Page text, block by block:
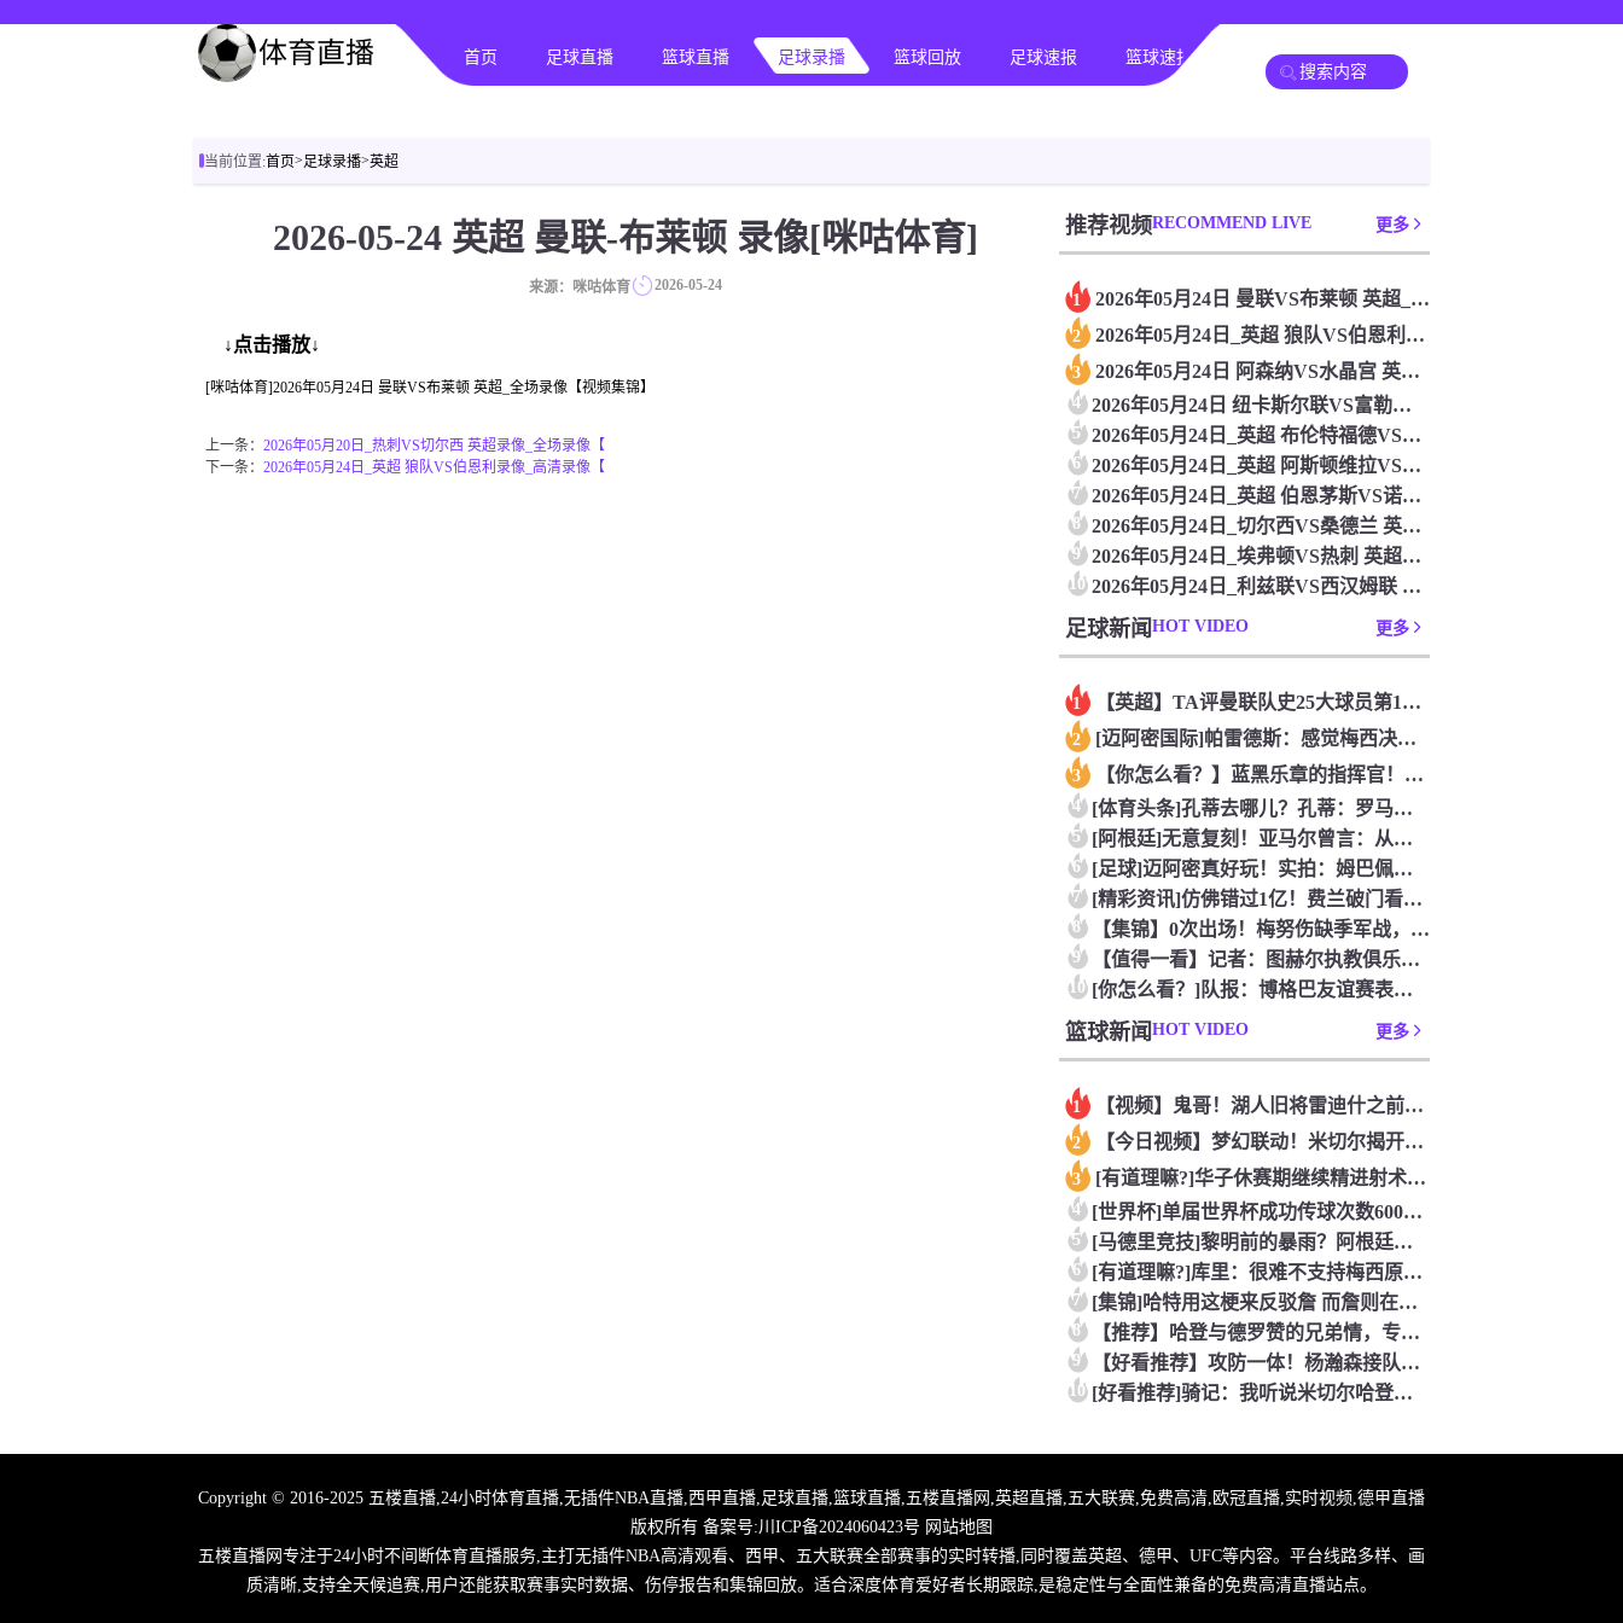
首页 足球直播 篮球直播 足球录播 篮球回放 足球速报 篮球速报 其他赛事
当前位置:首页>足球录播>英超
2026-05-24 英超 曼联-布莱顿 录像[咪咕体育]
来源：咪咕体育 2026-05-24
↓点击播放↓
[咪咕体育]2026年05月24日 曼联VS布莱顿 英超_全场录像【视频集锦】
上一条： 2026年05月20日_热刺VS切尔西 英超录像_全场录像【
下一条： 2026年05月24日_英超 狼队VS伯恩利录像_高清录像【
推荐视频RECOMMEND LIVE 更多
1 2026年05月24日 曼联VS布莱顿 英超_全场录像【视频
2 2026年05月24日_英超 狼队VS伯恩利录像_高清录像【
3 2026年05月24日 阿森纳VS水晶宫 英超_全场录像【视
4 2026年05月24日 纽卡斯尔联VS富勒姆 英超_全场录像
5 2026年05月24日_英超 布伦特福德VS利物浦录像_全场
6 2026年05月24日_英超 阿斯顿维拉VS曼城录像_全场录
7 2026年05月24日_英超 伯恩茅斯VS诺丁汉森林录像_全
8 2026年05月24日_切尔西VS桑德兰 英超录像_全场录像
9 2026年05月24日_埃弗顿VS热刺 英超录像_高清录像【
10 2026年05月24日_利兹联VS西汉姆联 英超录像_全场录
足球新闻 HOT VIDEO 更多
1 【英超】TA评曼联队史25大球员第12：“巴斯比宝贝”的绝佳
2 [迈阿密国际]帕雷德斯：感觉梅西决定了决赛是国家队最后一战，
3 【你怎么看？】蓝黑乐章的指挥官！优雅的波兰中场节拍器！
4 [体育头条]孔蒂去哪儿？孔蒂：罗马诺你小子给我管住嘴哈！
5 [阿根廷]无意复刻！亚马尔曾言：从没想过成为梅西，也不会穿他
6 [足球]迈阿密真好玩！实拍：姆巴佩和女友被路人拍到在夜店狂欢
7 [精彩资讯]仿佛错过1亿！费兰破门看台的西班牙传奇欢呼，拉莫
8 【集锦】0次出场！梅努伤缺季军战，整届1分钟没踢无缘世界杯首
9 【值得一看】记者：图赫尔执教俱乐部是淘汰赛专家，但在真正压力
10 [你怎么看？]队报：博格巴友谊赛表现不错 戈洛文可能加盟沙特
篮球新闻 HOT VIDEO 更多
1 【视频】鬼哥！湖人旧将雷迪什之前在立陶宛联赛大杀四方
2 【今日视频】梦幻联动！米切尔揭开安东内利的名字贴纸！
3 [有道理嘛?]华子休赛期继续精进射术！5个点位接球三分全部命
4 [世界杯]单届世界杯成功传球次数600+球员：罗德里本届75
5 [马德里竞技]黎明前的暴雨？阿根廷世界杯决赛前最后一堂训练课
6 [有道理嘛?]库里：很难不支持梅西原来库里也是梅西球迷！
7 [集锦]哈特用这梗来反驳詹 而詹则在开玩笑地强调0比3和1比
8 【推荐】哈登与德罗赞的兄弟情，专属硬汉的温情
9 【好看推荐】攻防一体！杨瀚森接队友传球双手大力灌篮&防守端再
10 [好看推荐]骑记：我听说米切尔哈登和詹姆斯保持联系 但招募不
Copyright © 2016-2025 五楼直播,24小时体育直播,无插件NBA直播,西甲直播,足球直播,篮球直播,五楼直播网,英超直播,五大联赛,免费高清,欧冠直播,实时视频,德甲直播
版权所有 备案号:川ICP备2024060423号 网站地图
五楼直播网专注于24小时不间断体育直播服务,主打无插件NBA高清观看、西甲、五大联赛全部赛事的实时转播,同时覆盖英超、德甲、UFC等内容。平台线路多样、画
质清晰,支持全天候追赛,用户还能获取赛事实时数据、伤停报告和集锦回放。适合深度体育爱好者长期跟踪,是稳定性与全面性兼备的免费高清直播站点。